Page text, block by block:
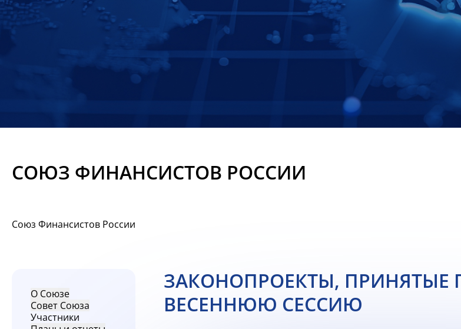
СОЮЗ ФИНАНСИСТОВ РОССИИ
Союз Финансистов России
О Союзе
Совет Союза
Участники
ЗАКОНОПРОЕКТЫ, ПРИНЯТЫЕ
ВЕСЕННЮЮ СЕССИЮ